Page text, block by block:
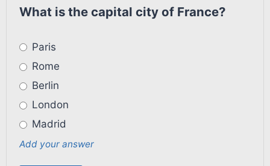
What is the capital city of France?
Paris
Rome
Berlin
London
Madrid
Add your answer